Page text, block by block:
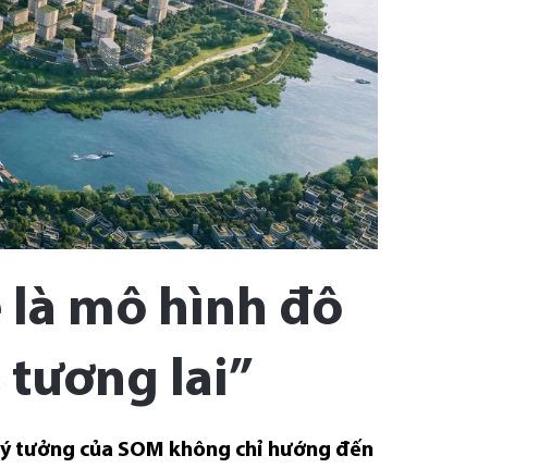
là mô hình đô
lai”
tưởng của SOM không chỉ hướng đến